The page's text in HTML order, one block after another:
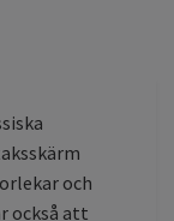
och
också att